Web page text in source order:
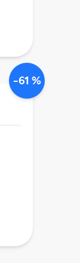
-61 %